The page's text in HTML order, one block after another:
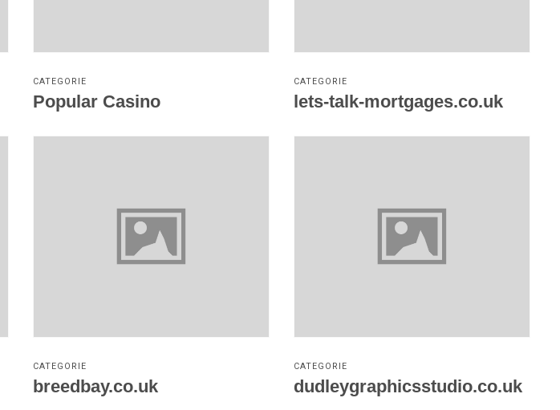
CATEGORIE
Popular Casino
CATEGORIE
lets-talk-mortgages.co.uk
CATEGORIE
breedbay.co.uk
CATEGORIE
dudleygraphicsstudio.co.uk